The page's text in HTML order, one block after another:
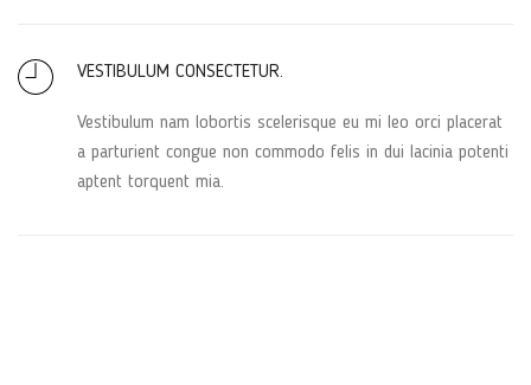
VESTIBULUM CONSECTETUR.
Vestibulum nam lobortis scelerisque eu mi leo orci placerat
a parturient congue non commodo felis in dui lacinia potenti
aptent torquent mia.